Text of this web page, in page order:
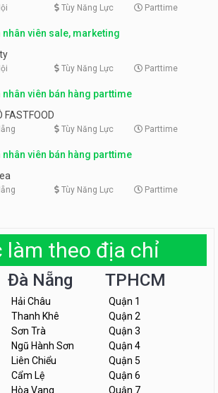
Tùy Năng Lực Parttime
nhân viên sale, marketing
Tùy Năng Lực Parttime
nhân viên bán hàng parttime
FASTFOOD
Tùy Năng Lực Parttime
nhân viên bán hàng parttime
Tùy Năng Lực Parttime
làm theo địa chỉ
Đà Nẵng
Hải Châu
Thanh Khê
Sơn Trà
Ngũ Hành Sơn
Liên Chiểu
Cẩm Lệ
Hòa Vang
TPHCM
Quận 1
Quận 2
Quận 3
Quận 4
Quận 5
Quận 6
Quận 7